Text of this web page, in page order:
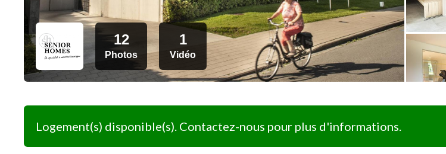
12
Photos
1
Vidéo
Logement(s) disponible(s). Contactez-nous pour plus d'informations.